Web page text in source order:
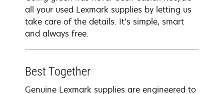
all your used Lexmark supplies by letting us
take care of the details. It’s simple, smart
and always free.
Best Together
Genuine Lexmark supplies are engineered to